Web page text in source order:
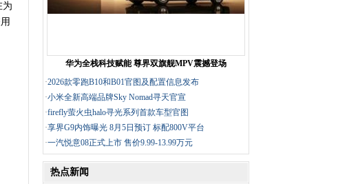
为
华为全栈科技赋能 尊界双旗舰MPV震撼登场
·2026款零跑B10和B01官图及配置信息发布
·小米全新高端品牌Sky Nomad寻天官宣
·firefly萤火虫halo寻光系列首款车型官图
·享界G9内饰曝光 8月5日预订 标配800V平台
·一汽悦意08正式上市 售价9.99-13.99万元
热点新闻